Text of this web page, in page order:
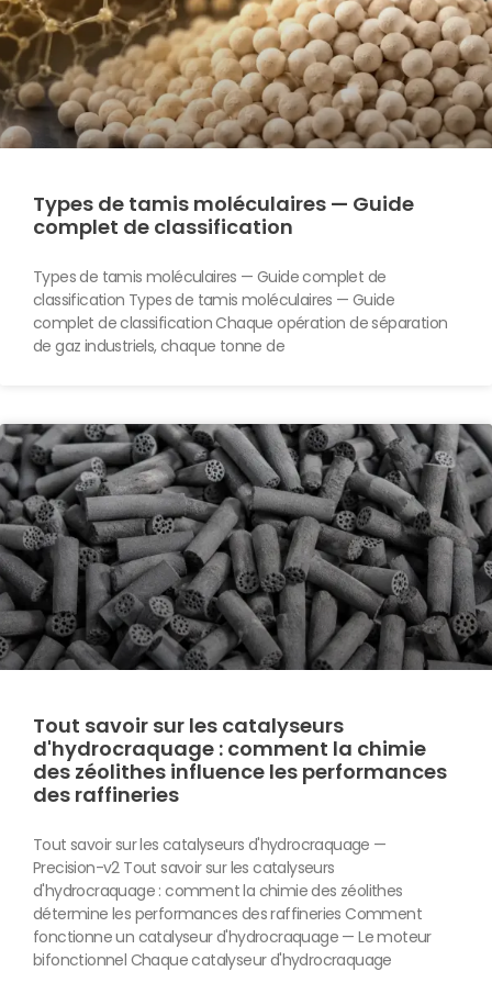
Types de tamis moléculaires — Guide
complet de classification
Types de tamis moléculaires — Guide complet de
classification Types de tamis moléculaires — Guide
complet de classification Chaque opération de séparation
de gaz industriels, chaque tonne de
Tout savoir sur les catalyseurs
d'hydrocraquage : comment la chimie
des zéolithes influence les performances
des raffineries
Tout savoir sur les catalyseurs d'hydrocraquage —
Precision-v2 Tout savoir sur les catalyseurs
d'hydrocraquage : comment la chimie des zéolithes
détermine les performances des raffineries Comment
fonctionne un catalyseur d'hydrocraquage — Le moteur
bifonctionnel Chaque catalyseur d'hydrocraquage